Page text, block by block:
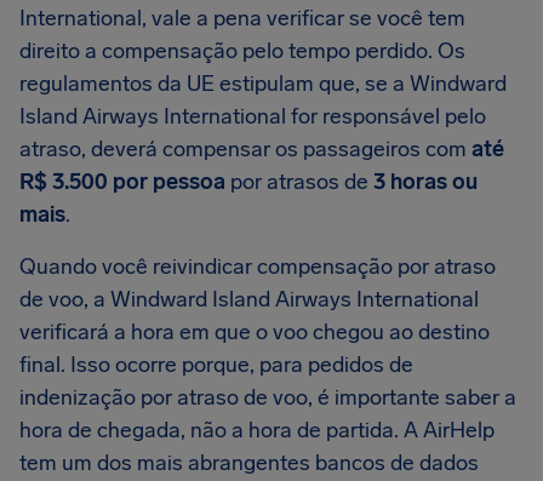
International, vale a pena verificar se você tem
direito a compensação pelo tempo perdido. Os
regulamentos da UE estipulam que, se a Windward
Island Airways International for responsável pelo
atraso, deverá compensar os passageiros com até
R$ 3.500 por pessoa por atrasos de 3 horas ou
mais.
Quando você reivindicar compensação por atraso
de voo, a Windward Island Airways International
verificará a hora em que o voo chegou ao destino
final. Isso ocorre porque, para pedidos de
indenização por atraso de voo, é importante saber a
hora de chegada, não a hora de partida. A AirHelp
tem um dos mais abrangentes bancos de dados